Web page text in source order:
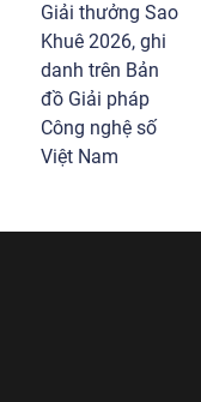
Giải thưởng Sao
Khuê 2026, ghi
danh trên Bản
đồ Giải pháp
Công nghệ số
Việt Nam